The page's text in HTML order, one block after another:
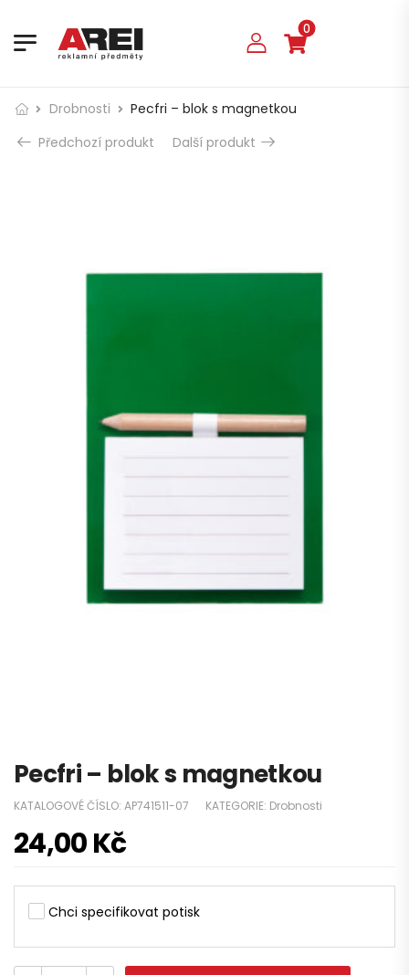
0
Drobnosti
Pecfri – blok s magnetkou
Předchozí produkt
Další produkt
Pecfri – blok s magnetkou
KATALOGOVÉ ČÍSLO: AP741511-07 KATEGORIE: Drobnosti
24,00Kč
Chci specifikovat potisk